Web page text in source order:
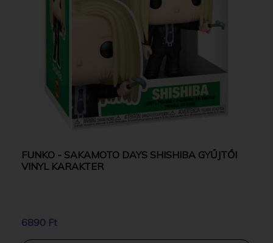
FUNKO - SAKAMOTO DAYS SHISHIBA GYŰJTŐI
VINYL KARAKTER
6890 Ft